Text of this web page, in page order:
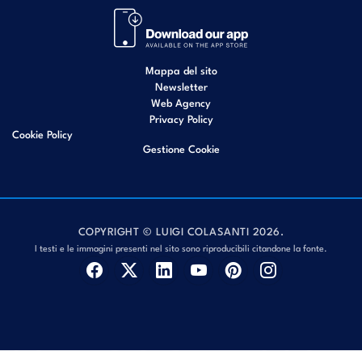
Mappa del sito
Newsletter
Web Agency
Privacy Policy
Cookie Policy
Gestione Cookie
COPYRIGHT © LUIGI COLASANTI 2026.
I testi e le immagini presenti nel sito sono riproducibili citandone la fonte.